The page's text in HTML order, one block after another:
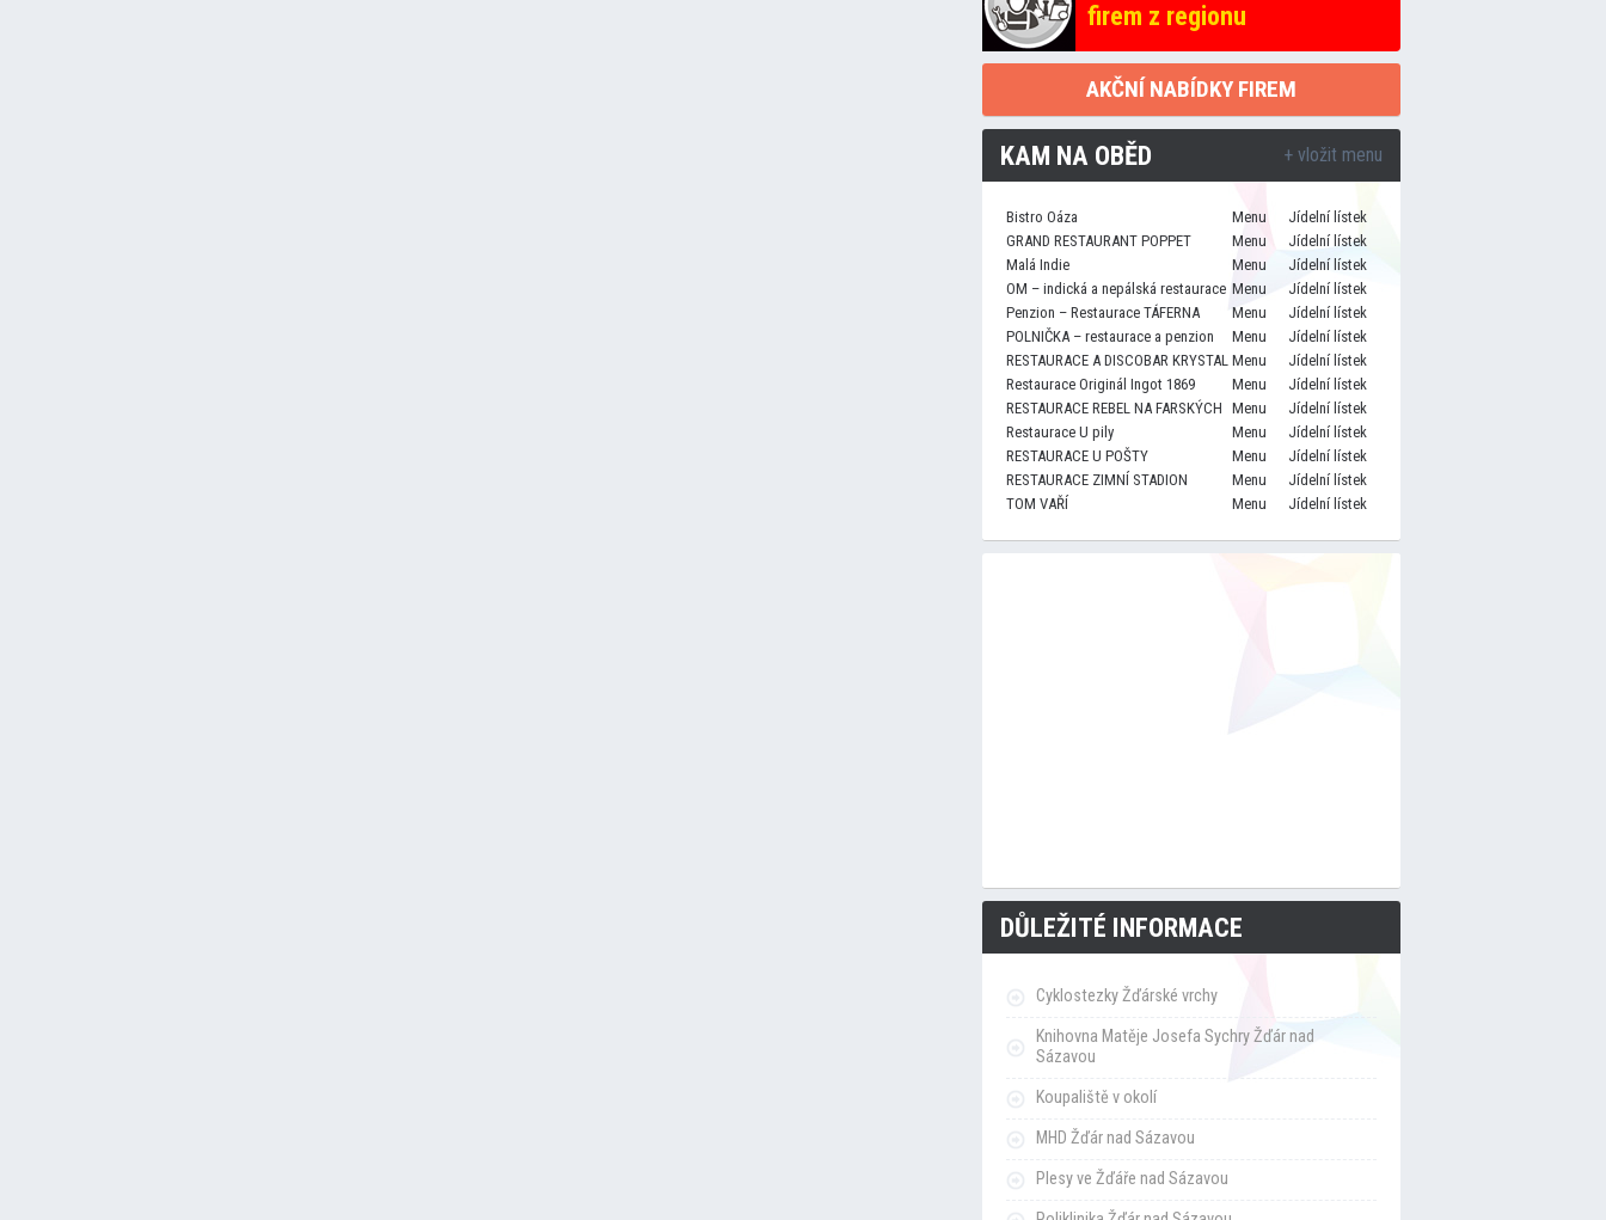
firem z regionu
AKČNÍ NABÍDKY FIREM
KAM NA OBĚD + vložit menu
Bistro Oáza Menu
Jídelní lístek
GRAND RESTAURANT POPPET
Menu
Jídelní lístek
Malá Indie
Menu
Jídelní lístek
OM – indická a nepálská restaurace Menu
Jídelní lístek
Penzion – Restaurace TÁFERNA
Menu
Jídelní lístek
POLNIČKA – restaurace a penzion
Menu
Jídelní lístek
RESTAURACE A DISCOBAR KRYSTAL Menu
Jídelní lístek
Restaurace Originál Ingot 1869
Menu
Jídelní lístek
RESTAURACE REBEL NA FARSKÝCH Menu
Jídelní lístek
Restaurace U pily
Menu
Jídelní lístek
RESTAURACE U POŠTY
Menu
Jídelní lístek
RESTAURACE ZIMNÍ STADION
Menu
Jídelní lístek
TOM VAŘÍ
Menu Jídelní lístek
DŮLEŽITÉ INFORMACE
Cyklostezky Žďárské vrchy
Knihovna Matěje Josefa Sychry Žďár nad
Sázavou
Koupaliště v okolí
MHD Žďár nad Sázavou
Plesy ve Žďáře nad Sázavou